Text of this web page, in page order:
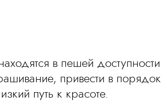
в пешей доступности
привести в порядок
путь к красоте.